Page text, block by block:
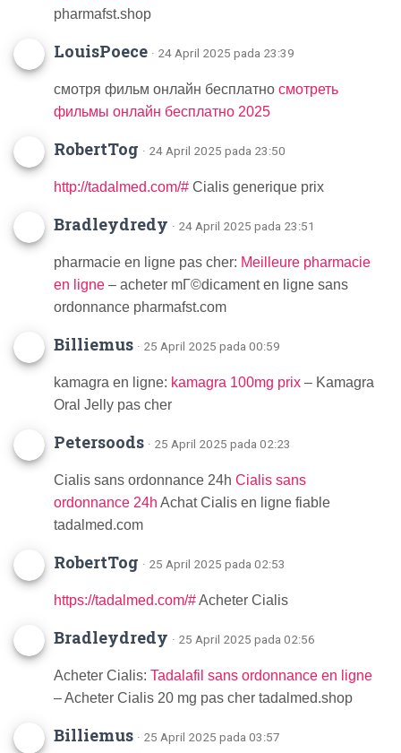
pharmafst.shop
LouisPoece · 24 April 2025 pada 23:39
смотря фильм онлайн бесплатно смотреть
фильмы онлайн бесплатно 2025
RobertTog · 24 April 2025 pada 23:50
http://tadalmed.com/# Cialis generique prix
Bradleydredy · 24 April 2025 pada 23:51
pharmacie en ligne pas cher: Meilleure pharmacie
en ligne – acheter mГ©dicament en ligne sans
ordonnance pharmafst.com
Billiemus · 25 April 2025 pada 00:59
kamagra en ligne: kamagra 100mg prix – Kamagra
Oral Jelly pas cher
Petersoods · 25 April 2025 pada 02:23
Cialis sans ordonnance 24h Cialis sans
ordonnance 24h Achat Cialis en ligne fiable
tadalmed.com
RobertTog · 25 April 2025 pada 02:53
https://tadalmed.com/#Acheter Cialis
Bradleydredy · 25 April 2025 pada 02:56
Acheter Cialis: Tadalafil sans ordonnance en ligne
– Acheter Cialis 20 mg pas cher tadalmed.shop
Billiemus · 25 April 2025 pada 03:57